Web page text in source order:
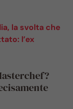
la svolta che
l’ex